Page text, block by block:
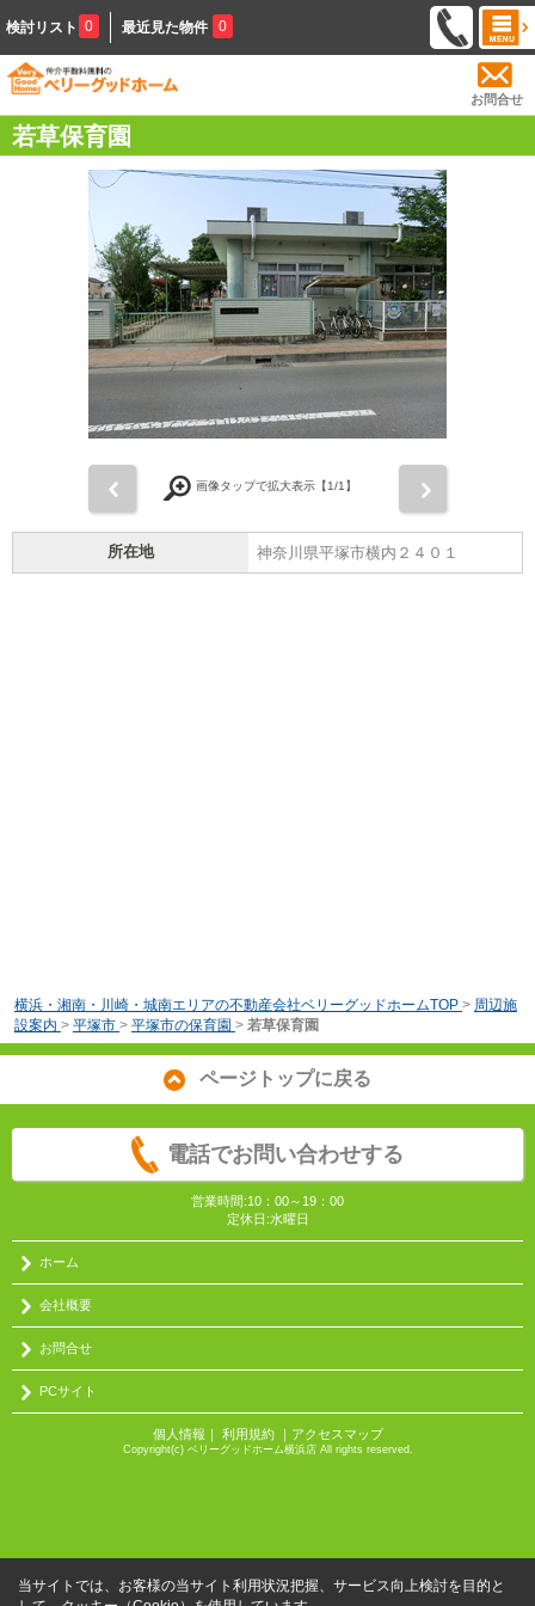
検討リスト 0 最近見た物件 0
お問合せ
若草保育園
画像タップで拡大表示【1/1】
所在地 神奈川県平塚市横内２４０１
横浜・湘南・川崎・城南エリアの不動産会社ベリーグッドホームTOP > 周辺施
設案内 > 平塚市 > 平塚市の保育園 > 若草保育園
ページトップに戻る
電話でお問い合わせする
営業時間:10：00～19：00
定休日:水曜日
ホーム
会社概要
お問合せ
PCサイト
個人情報 ｜ 利用規約｜ アクセスマップ
Copyright(c) ベリーグッドホーム横浜店 All rights reserved.
当サイトでは、お客様の当サイト利用状況把握、サービス向上検討を目的と